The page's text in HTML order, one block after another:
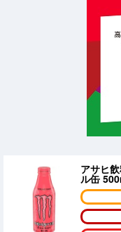
アサヒ
ル缶